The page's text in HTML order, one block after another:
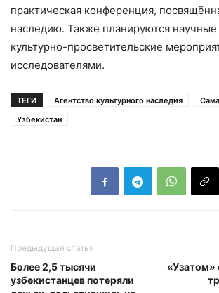
практическая конференция,
наследию. Также планируются научные
культурно-просветительские
исследователями.
ТЕГИ Агентство культурного наследия
Узбекистан
Предыдущая статья
Более 2,5 тысячи
узбекистанцев потеряли
«Узатом»